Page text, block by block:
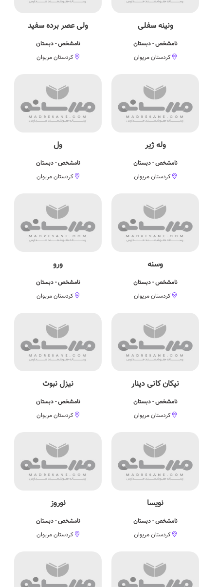
ونینه سفلی
نامشخص - دبستان
کردستان مریوان
ولی عصر برده سفید
نامشخص - دبستان
کردستان مریوان
وله ژیر
نامشخص - دبستان
کردستان مریوان
ول
نامشخص - دبستان
کردستان مریوان
وسنه
نامشخص - دبستان
کردستان مریوان
ورو
نامشخص - دبستان
کردستان مریوان
نیکان کانی دینار
نامشخص - دبستان
کردستان مریوان
نیزل نبوت
نامشخص - دبستان
کردستان مریوان
نویسا
نامشخص - دبستان
کردستان مریوان
نوروز
نامشخص - دبستان
کردستان مریوان